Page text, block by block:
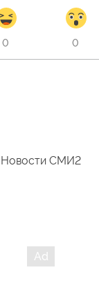
0 0
Новости СМИ2